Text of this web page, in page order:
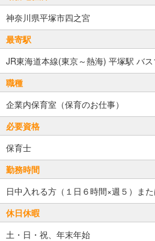
神奈川県平塚市四之宮
最寄駅
JR東海道本線(東京～熱海) 平塚駅 バ
職種
企業内保育室（保育のお仕事）
必要資格
保育士
勤務時間
日中入れる方（１日６時間×週５）ま
休日休暇
土・日・祝、年末年始